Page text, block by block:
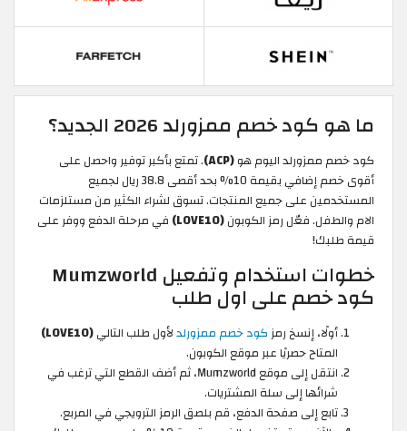
ما هو كود خصم ممزورلد 2026 الجديد؟
كود خصم ممزورلد اليوم هو(ACP)
. تمتع بأكبر توفير واحصل على
أقوى خصم إضافي بقيمة 10% بحد أقصى 38.8 ريال لجميع
المستخدمين على جميع المنتجات. تسوق لشراء الكثير من مستلزمات
الام والطفل. فعّل رمز الكوبون(LOVE10)
في مرحلة الدفع ووفر على
قيمة طلبك!
خطوات استخدام وتفعيل Mumzworld
كود خصم على اول طلب
أولًا، إنسخ رمز كود خصم ممزورلدلأول طلب التالي(LOVE10)
المتاح حصريًا عبر موقع الكوبون.
انتقل إلى موقع Mumzworld، ثم أضف القطع التي ترغب في
شرائها إلى سلة المشتريات.
تابع إلى صفحة الدفع، قم بلصق الرمز الترويجي في المربع.